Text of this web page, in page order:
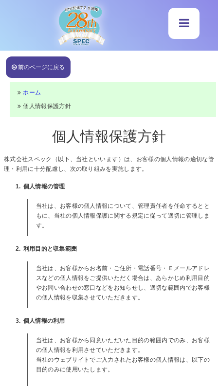
前のページに戻る
ホーム
個人情報保護方針
個人情報保護方針
株式会社スペック（以下、当社といいます）は、お客様の個人情報の適切な管
理・利用に十分配慮し、次の取り組みを実施します。
1. 個人情報の管理
当社は、お客様の個人情報について、管理責任者を任命するとと
もに、当社の個人情報保護に関する規定に従って適切に管理しま
す。
2. 利用目的と収集範囲
当社は、お客様からお名前・ご住所・電話番号・Ｅメールアドレ
スなどの個人情報をご提供いただく場合は、あらかじめ利用目的
やお問い合わせの窓口などをお知らせし、適切な範囲内でお客様
の個人情報を収集させていただきます。
3. 個人情報の利用
当社は、お客様から同意いただいた目的の範囲内でのみ、お客様
の個人情報を利用させていただきます。
当社のウェブサイトでご入力されたお客様の個人情報は、以下の
目的のみに使用いたします。